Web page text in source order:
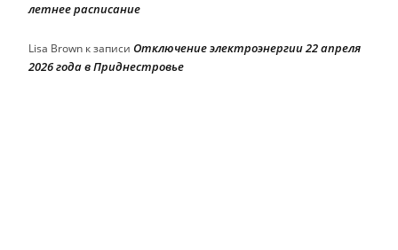
летнее расписание
Lisa Brown к записи Отключение электроэнергии 22 апреля
2026 года в Приднестровье